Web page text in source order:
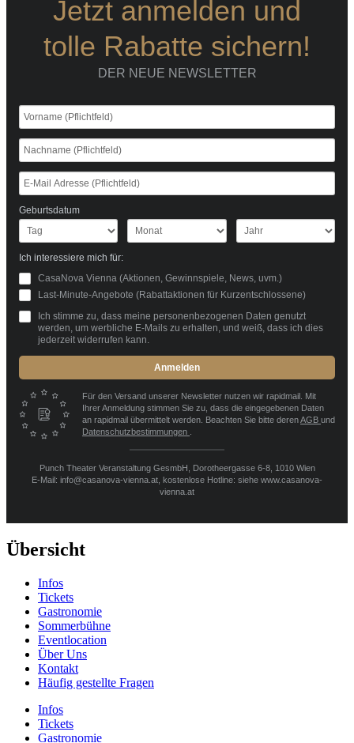
Jetzt anmelden und
tolle Rabatte sichern!
DER NEUE NEWSLETTER
Geburtsdatum
Ich interessiere mich für:
CasaNova Vienna (Aktionen, Gewinnspiele, News, uvm.)
Last-Minute-Angebote (Rabattaktionen für Kurzentschlossene)
Ich stimme zu, dass meine personenbezogenen Daten genutzt
werden, um werbliche E-Mails zu erhalten, und weiß, dass ich dies
jederzeit widerrufen kann.
Anmelden
Für den Versand unserer Newsletter nutzen wir rapidmail. Mit
Ihrer Anmeldung stimmen Sie zu, dass die eingegebenen Daten
an rapidmail übermittelt werden. Beachten Sie bitte derenAGB und
Datenschutzbestimmungen
Punch Theater Veranstaltung GesmbH, Dorotheergasse 6-8, 1010 Wien
E-Mail: info@casanova-vienna.at, kostenlose Hotline: siehe www.casanova-
vienna.at
Übersicht
Infos
Tickets
Gastronomie
Sommerbühne
Eventlocation
Über Uns
Kontakt
Häufig gestellte Fragen
Infos
Tickets
Gastronomie